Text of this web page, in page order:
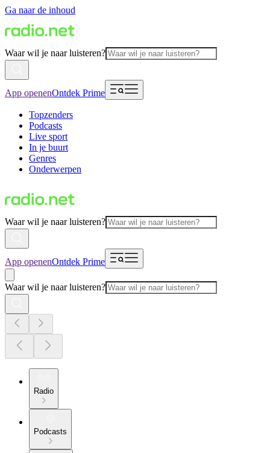
Ga naar de inhoud
Waar wil je naar luisteren?
App openenOntdek Prime
Topzenders
Podcasts
Live sport
In je buurt
Genres
Onderwerpen
Waar wil je naar luisteren?
App openenOntdek Prime
Waar wil je naar luisteren?
Radio
Podcasts